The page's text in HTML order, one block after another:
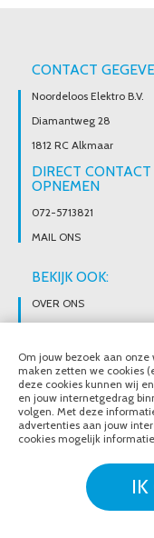
CONTACT
Noordeloos Elektro B.V.
Diamantweg 28
1812 RC Alkmaar
DIRECT CONTACT
OPNEMEN
072-5713821
MAIL ONS
BEKIJK OOK:
OVER ONS
VACATURES
Om jouw bezoek aan
maken zetten we cookies
deze cookies kunnen wij
en jouw internetgedrag
volgen. Met deze
advertenties aan jouw
cookies mogelijk